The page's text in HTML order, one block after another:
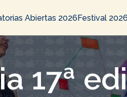
Abiertas 2026Festival 2026
17ª